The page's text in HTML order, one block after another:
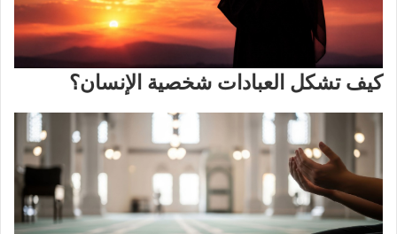
كيف تشكل العبادات شخصية الإنسان؟